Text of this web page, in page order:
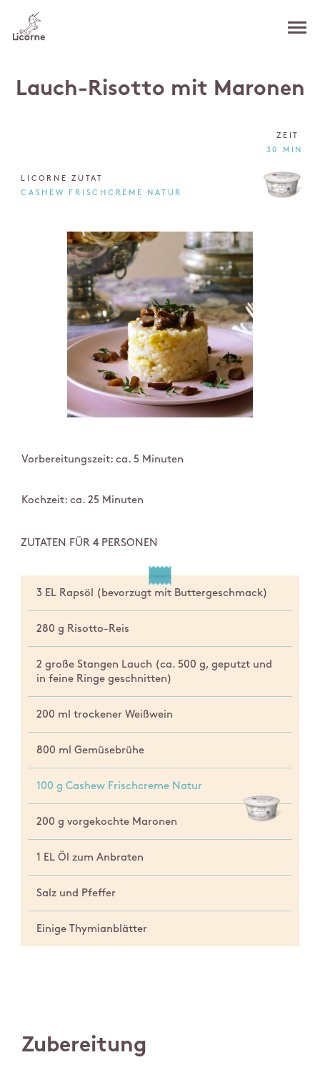
Lauch-Risotto mit Maronen
ZEIT
30 MIN
LICORNE ZUTAT
CASHEW FRISCHCREME NATUR
Vorbereitungszeit: ca. 5 Minuten
Kochzeit: ca. 25 Minuten
ZUTATEN FÜR 4 PERSONEN
3 EL Rapsöl (bevorzugt mit Buttergeschmack)
280 g Risotto-Reis
2 große Stangen Lauch (ca. 500 g, geputzt und
in feine Ringe geschnitten)
200 ml trockener Weißwein
800 ml Gemüsebrühe
100 g Cashew Frischcreme Natur
200 g vorgekochte Maronen
1 EL Öl zum Anbraten
Salz und Pfeffer
Einige Thymianblätter
Zubereitung